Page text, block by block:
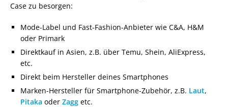
Case zu besorgen:
Mode-Label und Fast-Fashion-Anbieter wie C&A, H&M
oder Primark
Direktkauf in Asien, z.B. über Temu, Shein, AliExpress,
etc.
Direkt beim Hersteller deines Smartphones
Marken-Hersteller für Smartphone-Zubehör, z.B. Laut,
Pitaka oder Zagg etc.